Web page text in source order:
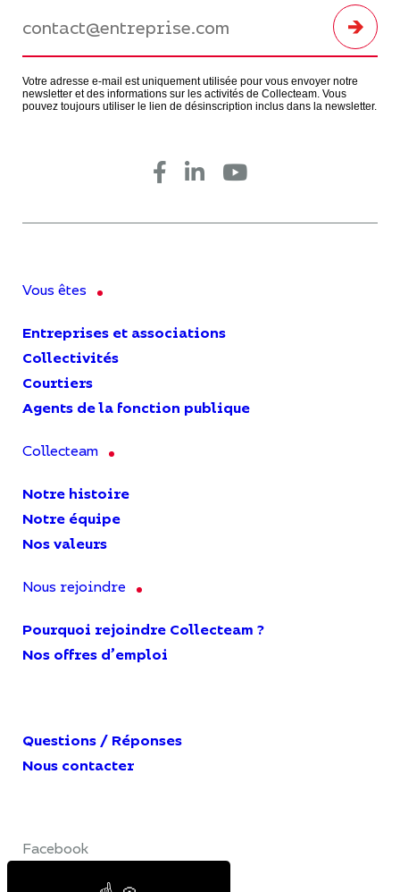
Votre adresse e-mail est uniquement utilisée pour vous envoyer notre
newsletter et des informations sur les activités de Collecteam. Vous
pouvez toujours utiliser le lien de désinscription inclus dans la newsletter.
Vous êtes
Entreprises et associations
Collectivités
Courtiers
Agents de la fonction publique
Collecteam
Notre histoire
Notre équipe
Nos valeurs
Nous rejoindre
Pourquoi rejoindre Collecteam ?
Nos offres d’emploi
Questions / Réponses
Nous contacter
Facebook